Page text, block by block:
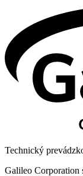
Technický
Galileo Corporation